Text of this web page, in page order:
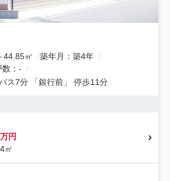
44.85㎡ 築年月
築4年
数
-
ス7分 「銀行前」 停歩11分
円
㎡